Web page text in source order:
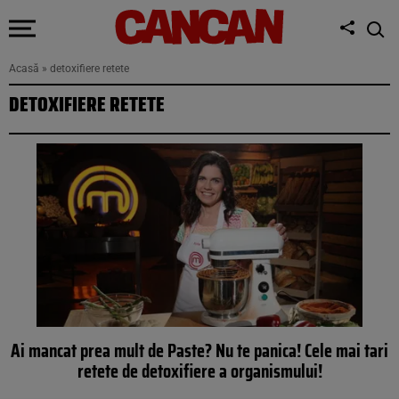
Acasă » detoxifiere retete
DETOXIFIERE RETETE
Ai mancat prea mult de Paste? Nu te panica! Cele mai tari
retete de detoxifiere a organismului!